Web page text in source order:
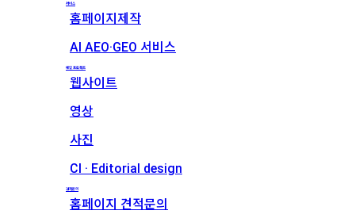
서비스
홈페이지제작
AI AEO·GEO 서비스
메인 프로젝트
웹사이트
영상
사진
CI · Editorial design
견적문의
홈페이지 견적문의